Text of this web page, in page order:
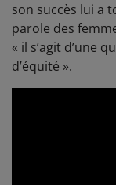
son succès lui a
parole des
« il s’agit d’une
d’équité ».